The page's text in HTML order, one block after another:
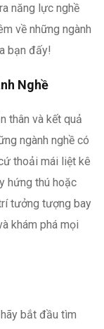
năng lực nghề
về những ngành
bạn đấy!
Nghề
thân và kết quả
ngành nghề có
thoải mái liệt kê
hứng thú hoặc
tưởng tượng bay
khám phá mọi
bắt đầu tìm